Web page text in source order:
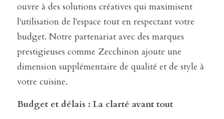
ouvre à des solutions créatives qui maximisent
l'utilisation de l'espace tout en respectant votre
budget. Notre partenariat avec des marques
prestigieuses comme Zecchinon ajoute une
dimension supplémentaire de qualité et de style à
votre cuisine.
Budget et délais : La clarté avant tout